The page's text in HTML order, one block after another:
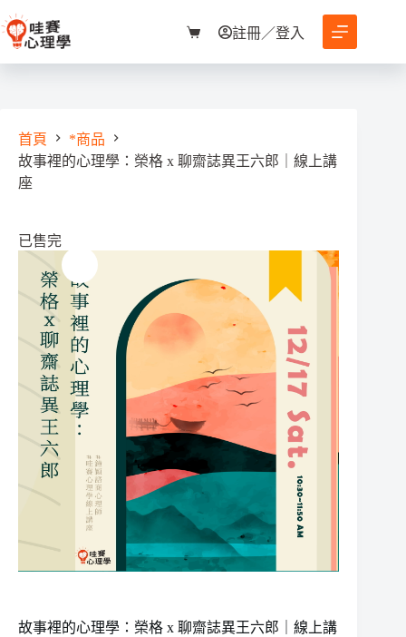
至
購
物
註冊／登入
首頁
*商品
故事裡的心理學：榮格 x 聊齋誌異王六郎｜線上講
座
已售完
故事裡的心理學：榮格 x 聊齋誌異王六郎｜線上講